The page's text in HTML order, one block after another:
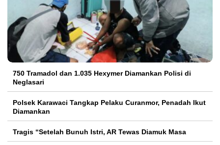
750 Tramadol dan 1.035 Hexymer Diamankan Polisi di
Neglasari
Polsek Karawaci Tangkap Pelaku Curanmor, Penadah Ikut
Diamankan
Tragis “Setelah Bunuh Istri, AR Tewas Diamuk Masa